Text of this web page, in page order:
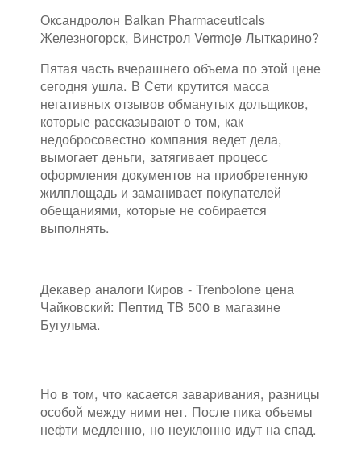
Оксандролон Balkan Pharmaceuticals
Железногорск, Винстрол Vermoje Лыткарино?
Пятая часть вчерашнего объема по этой цене
сегодня ушла. В Сети крутится масса
негативных отзывов обманутых дольщиков,
которые рассказывают о том, как
недобросовестно компания ведет дела,
вымогает деньги, затягивает процесс
оформления документов на приобретенную
жилплощадь и заманивает покупателей
обещаниями, которые не собирается
выполнять.
Декавер аналоги Киров - Trenbolone цена
Чайковский: Пептид TB 500 в магазине
Бугульма.
Но в том, что касается заваривания, разницы
особой между ними нет. После пика объемы
нефти медленно, но неуклонно идут на спад.